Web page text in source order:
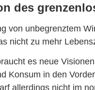
des
von unbegrenztem
nicht zu mehr
es neue
Konsum in den
allerdings nicht im